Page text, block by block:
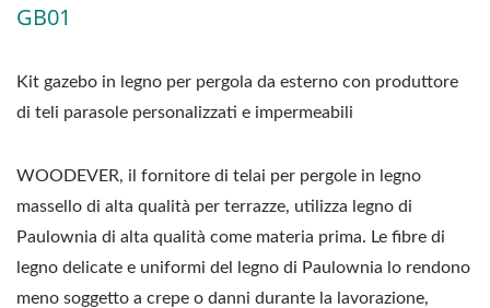
GB01
Kit gazebo in legno per pergola da esterno con produttore
di teli parasole personalizzati e impermeabili
WOODEVER, il fornitore di telai per pergole in legno
massello di alta qualità per terrazze, utilizza legno di
Paulownia di alta qualità come materia prima. Le fibre di
legno delicate e uniformi del legno di Paulownia lo rendono
meno soggetto a crepe o danni durante la lavorazione,